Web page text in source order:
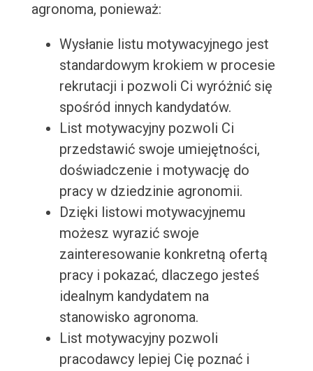
agronoma, ponieważ:
Wysłanie listu motywacyjnego jest
standardowym krokiem w procesie
rekrutacji i pozwoli Ci wyróżnić się
spośród innych kandydatów.
List motywacyjny pozwoli Ci
przedstawić swoje umiejętności,
doświadczenie i motywację do
pracy w dziedzinie agronomii.
Dzięki listowi motywacyjnemu
możesz wyrazić swoje
zainteresowanie konkretną ofertą
pracy i pokazać, dlaczego jesteś
idealnym kandydatem na
stanowisko agronoma.
List motywacyjny pozwoli
pracodawcy lepiej Cię poznać i